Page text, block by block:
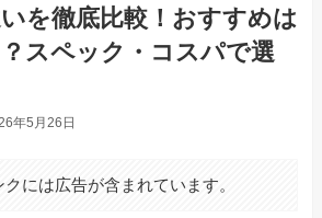
を徹底比較！おすすめは
スペック・コスパで選
年5月26日
には広告が含まれています。